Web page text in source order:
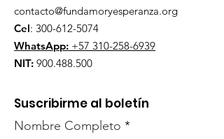
contacto@fundamoryesperanza.org
Cel: 300-612-5074
WhatsApp: +57 310-258-6939
NIT: 900.488.500
Suscribirme al boletín
Nombre Completo